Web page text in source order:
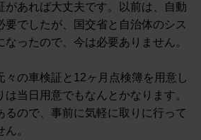
があれば大丈夫です。以前は、自動
要でしたが、国交省と自治体のシス
ったので、今は必要ありません。
々の車検証と12ヶ月点検簿を用意し
当日用意でもなんとかなります。
るので、事前に気軽に取りに行って
。